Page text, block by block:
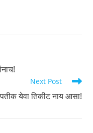
Next Post
येवा तिकीट नाय आसा!